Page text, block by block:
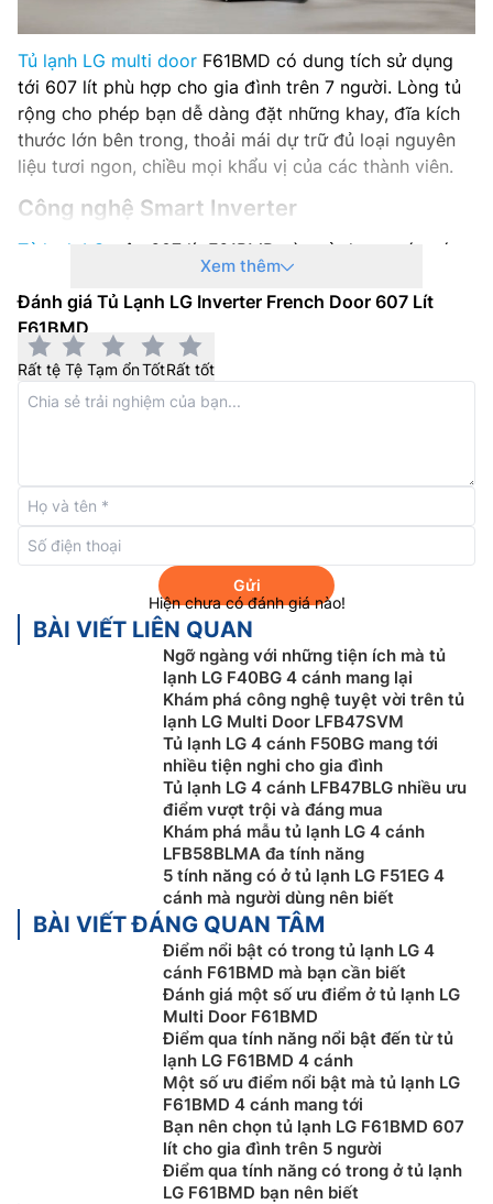
Hãng sản xuất: LG
Năm ra mắt: 2025
Tủ lạnh LG multi door F61BMD có dung tích sử dụng
tới 607 lít phù hợp cho gia đình trên 7 người. Lòng tủ
rộng cho phép bạn dễ dàng đặt những khay, đĩa kích
thước lớn bên trong, thoải mái dự trữ đủ loại nguyên
liệu tươi ngon, chiều mọi khẩu vị của các thành viên.
Công nghệ Smart Inverter
Tủ lạnh LG
trên 607 lít F61BMD này sử dụng máy nén
Smart Inverter Compressor đưa hiệu quả năng lượng
lên một tầm cao mới giúp tiết kiệm điện năng hơn. Bên
cạnh đó, với chế độ bảo hành chính hãng riêng cho
máy nén trong 10 năm mang tới sự an tâm cho khách
hàng.
Ngăn đông mềm Fresh Converter+™ tiết
kiệm thời gian rã đông
Thấu hiểu từng loại thực phẩm cần một nhiệt độ bảo
quản lý tưởng khác nhau, ngăn đông mềm Fresh
Converter+™ trêntủ lạnh LG inverterF61BMD cung
cấp khả năng thiết lập nhiệt độ cho từng loại thực
phẩm chuyên biệt như thịt, cá, rau củ lần lượt là -3, 0,
3 độ C. Nhờ được làm lạnh hoàn hảo, mọi nguyên liệu
luôn giữ được độ tươi tối đa. Thay đổi cài đặt nhiệt độ
dễ dàng bằng cách nhấn nút chọn chế độ trên bảng
Xem thêm
Đánh giá Tủ Lạnh LG Inverter French Door 607 Lít
F61BMD
Rất tệ Tệ Tạm ổnTốtRất tốt
Gửi
Hiện chưa có đánh giá nào!
BÀI VIẾT LIÊN QUAN
Ngỡ ngàng với những tiện ích mà tủ
lạnh LG F40BG 4 cánh mang lại
Khám phá công nghệ tuyệt vời trên tủ
lạnh LG Multi Door LFB47SVM
Tủ lạnh LG 4 cánh F50BG mang tới
nhiều tiện nghi cho gia đình
Tủ lạnh LG 4 cánh LFB47BLG nhiều ưu
điểm vượt trội và đáng mua
Khám phá mẫu tủ lạnh LG 4 cánh
LFB58BLMA đa tính năng
5 tính năng có ở tủ lạnh LG F51EG 4
cánh mà người dùng nên biết
BÀI VIẾT ĐÁNG QUAN TÂM
Điểm nổi bật có trong tủ lạnh LG 4
cánh F61BMD mà bạn cần biết
Đánh giá một số ưu điểm ở tủ lạnh LG
Multi Door F61BMD
Điểm qua tính năng nổi bật đến từ tủ
lạnh LG F61BMD 4 cánh
Một số ưu điểm nổi bật mà tủ lạnh LG
F61BMD 4 cánh mang tới
Bạn nên chọn tủ lạnh LG F61BMD 607
lít cho gia đình trên 5 người
Điểm qua tính năng có trong ở tủ lạnh
LG F61BMD bạn nên biết